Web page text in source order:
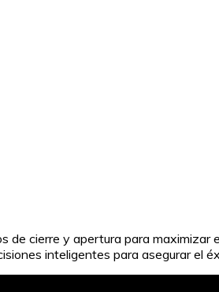
de cierre y apertura para maximizar
inteligentes para asegurar el